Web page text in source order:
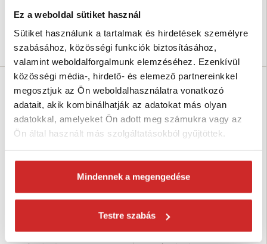
Ez a weboldal sütiket használ
Sütiket használunk a tartalmak és hirdetések személyre
szabásához, közösségi funkciók biztosításához,
valamint weboldalforgalmunk elemzéséhez. Ezenkívül
közösségi média-, hirdető- és elemező partnereinkkel
megosztjuk az Ön weboldalhasználatra vonatkozó
adatait, akik kombinálhatják az adatokat más olyan
adatokkal, amelyeket Ön adott meg számukra vagy az
Ön által használt más szolgáltatásokból gyűjtöttek.
Mindennek a megengedése
Testre szabás
Kosárba Kosárba
469 Ft
kovácsolt nikkelezett 2,3mm
880 Ft